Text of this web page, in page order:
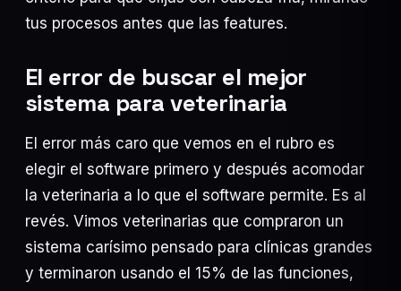
tus procesos antes que las features.
El error de buscar el mejor
sistema para veterinaria
El error más caro que vemos en el rubro es
elegir el software primero y después acomodar
la veterinaria a lo que el software permite. Es al
revés. Vimos veterinarias que compraron un
sistema carísimo pensado para clínicas grandes
y terminaron usando el 15% de las funciones,
24 JUL 2026
Suscribirme